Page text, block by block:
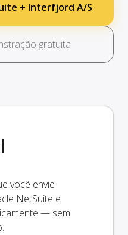
+ Interfjord A/S
gratuita
você envie
NetSuite e
— sem